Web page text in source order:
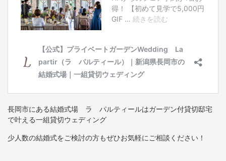
長岡市にある結婚式場 ラ パルティールはガーデン付貸切邸宅
で叶える一組貸切ウェディング
少人数の結婚式をご検討の方もぜひお気軽にご相談ください！